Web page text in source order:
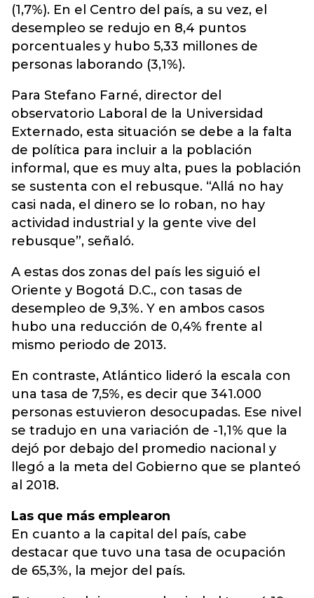
(1,7%). En el Centro del país, a su vez, el
desempleo se redujo en 8,4 puntos
porcentuales y hubo 5,33 millones de
personas laborando (3,1%).
Para Stefano Farné, director del
observatorio Laboral de la Universidad
Externado, esta situación se debe a la falta
de política para incluir a la población
informal, que es muy alta, pues la población
se sustenta con el rebusque. “Allá no hay
casi nada, el dinero se lo roban, no hay
actividad industrial y la gente vive del
rebusque”, señaló.
A estas dos zonas del país les siguió el
Oriente y Bogotá D.C., con tasas de
desempleo de 9,3%. Y en ambos casos
hubo una reducción de 0,4% frente al
mismo periodo de 2013.
En contraste, Atlántico lideró la escala con
una tasa de 7,5%, es decir que 341.000
personas estuvieron desocupadas. Ese nivel
se tradujo en una variación de -1,1% que la
dejó por debajo del promedio nacional y
llegó a la meta del Gobierno que se planteó
al 2018.
Las que más emplearon
En cuanto a la capital del país, cabe
destacar que tuvo una tasa de ocupación
de 65,3%, la mejor del país.